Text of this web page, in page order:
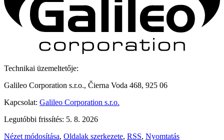
Technikai üzemeltetője:
Galileo Corporation s.r.o., Čierna Voda 468, 925 06
Kapcsolat: Galileo Corporation s.r.o.
Legutóbbi frissítés: 5. 8. 2026
Nézet módosítása, Oldalak szerkezete, RSS, Nyomtatás